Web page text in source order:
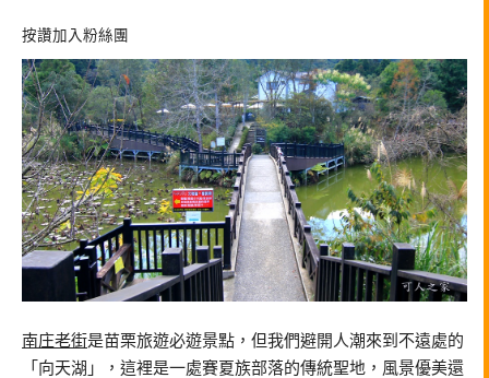
按讚加入粉絲團
南庄老街是苗栗旅遊必遊景點，但我們避開人潮來到不遠處的
「向天湖」，這裡是一處賽夏族部落的傳統聖地，風景優美還